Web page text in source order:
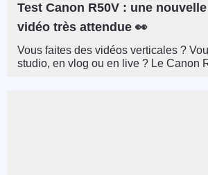
Test Canon R50V : une
vidéo très attendue 👀
Vous faites des vidéos verticales ?
studio, en vlog ou en live ? Le Canon